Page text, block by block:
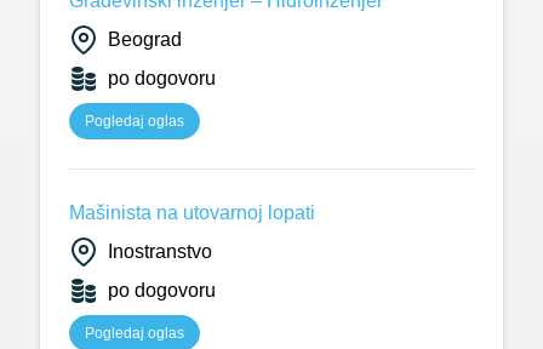
Beograd
po dogovoru
Pogledaj oglas
Mašinista na utovarnoj lopati
Inostranstvo
po dogovoru
Pogledaj oglas